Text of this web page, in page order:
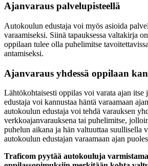
Ajanvaraus palvelupisteellä
Autokoulun edustaja voi myös asioida
varaamiseksi. Siinä tapauksessa valtakirja
oppilaan tulee olla puhelimitse
antamiseksi.
Ajanvaraus yhdessä oppilaan
Lähtökohtaisesti oppilas voi varata ajan itse
edustaja voi kannustaa häntä varaamaan
autokoulun edustaja voi tehdä varauksen
verkkoajanvarauksena tai puhelimitse,
puhelun aikana ja hän valtuuttaa suullisella
autokoulun edustajan varaamaan ajan
Traficom pyytää autokouluja